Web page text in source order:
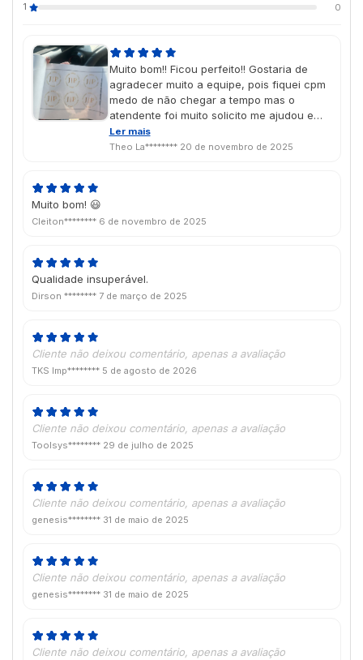
1 0
Muito bom!! Ficou perfeito!! Gostaria de
agradecer muito a equipe, pois fiquei cpm
medo de não chegar a tempo mas o
atendente foi muito solicito me ajudou e
chegou super rápido muito obrigado. Que
Deus abençoe vocês!!
Ler mais
Theo La******** 20 de novembro de 2025
Muito bom! 😃
Cleiton******** 6 de novembro de 2025
Qualidade insuperável.
Dirson ******** 7 de março de 2025
Cliente não deixou comentário, apenas a avaliação
TKS Imp******** 5 de agosto de 2026
Cliente não deixou comentário, apenas a avaliação
Toolsys******** 29 de julho de 2025
Cliente não deixou comentário, apenas a avaliação
genesis******** 31 de maio de 2025
Cliente não deixou comentário, apenas a avaliação
genesis******** 31 de maio de 2025
Cliente não deixou comentário, apenas a avaliação